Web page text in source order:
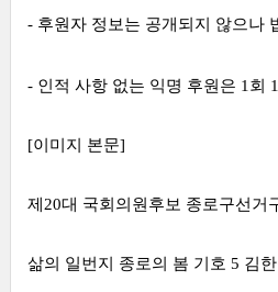
- 후원자 정보는 공개되지 않으나
- 인적 사항 없는 익명 후원은 1회
[이미지 본문]
제20대 국회의원후보 종로구선거
삶의 일번지 종로의 봄 기호 5 김